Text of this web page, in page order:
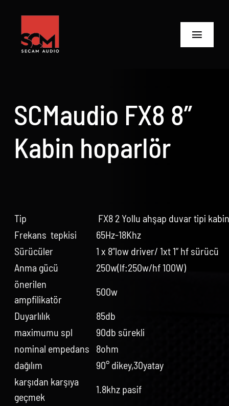
content
Toggle
Biz Kimiz
Neler Yaptık
İletişime Geç
SCMaudio FX8 8”
Kabin hoparlör
Tip
FX8 2 Yollu ahşap duvar tipi
Frekans tepkisi
65Hz-18Khz
Sürücüler
1 x 8”low driver/ 1xt 1” hf sürücü
Anma gücü
250w(lf:250w/hf 100W)
önerilen
ampfilikatör
500w
Duyarlılık
85db
maximumu spl
90db sürekli
nominal empedans
8ohm
dağılım
90° dikey,30yatay
karşıdan karşıya
geçmek
1.8khz pasif